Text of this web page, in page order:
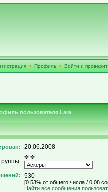
• Профиль • Войти и
пользователя Lara
20.06.2008
530
[0.53% от общего числа / 0.08
Найти все сообщения